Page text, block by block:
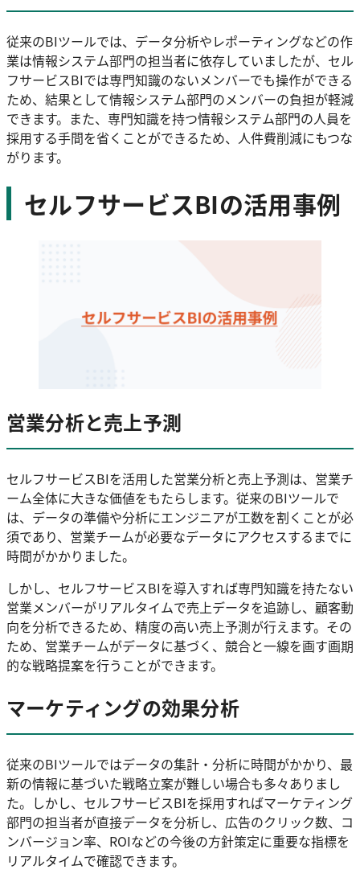
従来のBIツールでは、データ分析やレポーティングなどの作
業は情報システム部門の担当者に依存していましたが、セル
フサービスBIでは専門知識のないメンバーでも操作ができる
ため、結果として情報システム部門のメンバーの負担が軽減
できます。また、専門知識を持つ情報システム部門の人員を
採用する手間を省くことができるため、人件費削減にもつな
がります。
セルフサービスBIの活用事例
営業分析と売上予測
セルフサービスBIを活用した営業分析と売上予測は、営業チ
ーム全体に大きな価値をもたらします。従来のBIツールで
は、データの準備や分析にエンジニアが工数を割くことが必
須であり、営業チームが必要なデータにアクセスするまでに
時間がかかりました。
しかし、セルフサービスBIを導入すれば専門知識を持たない
営業メンバーがリアルタイムで売上データを追跡し、顧客動
向を分析できるため、精度の高い売上予測が行えます。その
ため、営業チームがデータに基づく、競合と一線を画す画期
的な戦略提案を行うことができます。
マーケティングの効果分析
従来のBIツールではデータの集計・分析に時間がかかり、最
新の情報に基づいた戦略立案が難しい場合も多々ありまし
た。しかし、セルフサービスBIを採用すればマーケティング
部門の担当者が直接データを分析し、広告のクリック数、コ
ンバージョン率、ROIなどの今後の方針策定に重要な指標を
リアルタイムで確認できます。